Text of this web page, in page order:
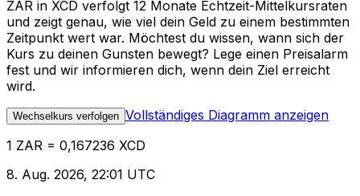
ZAR in XCD verfolgt 12 Monate Echtzeit-Mittelkursraten
und zeigt genau, wie viel dein Geld zu einem bestimmten
Zeitpunkt wert war. Möchtest du wissen, wann sich der
Kurs zu deinen Gunsten bewegt? Lege einen Preisalarm
fest und wir informieren dich, wenn dein Ziel erreicht
wird.
Wechselkurs verfolgen Vollständiges Diagramm anzeigen
1 ZAR = 0,167236 XCD
8. Aug. 2026, 22:01 UTC